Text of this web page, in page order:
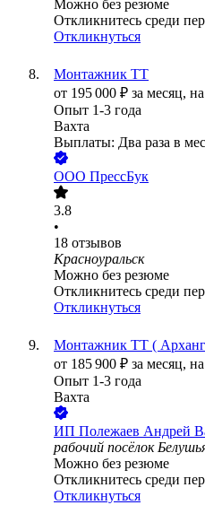
Можно без резюме
Откликнитесь среди
Откликнуться
Монтажник ТТ
от 195 000 ₽ за месяц,
Опыт 1-3 года
Вахта
Выплаты: Два раза в
ООО ПрессБук
3.8
•
18 отзывов
Красноуральск
Можно без резюме
Откликнитесь среди
Откликнуться
Монтажник ТТ (
от 185 900 ₽ за месяц,
Опыт 1-3 года
Вахта
ИП Полежаев Андрей
рабочий посёлок
Можно без резюме
Откликнитесь среди
Откликнуться